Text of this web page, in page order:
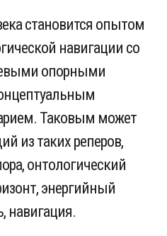
становится опытом
навигации со
опорными
Таковым может
из таких реперов,
онтологический
энергийный
навигация.